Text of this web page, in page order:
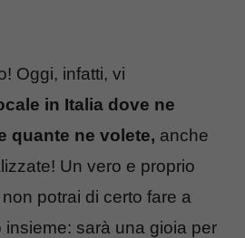
Oggi, infatti, vi
in Italia dove ne
quante ne volete, anche
Un vero e proprio
potrai di certo fare a
insieme: sarà una gioia per